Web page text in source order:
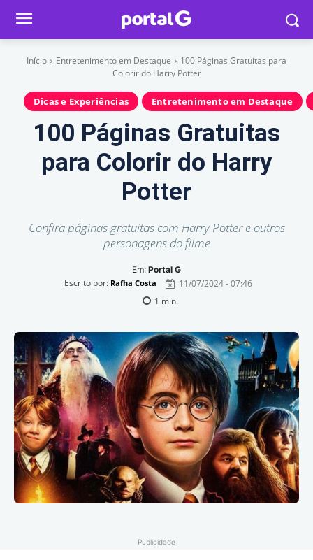
Início Entretenimento em Destaque
100 Páginas Gratuitas para
Colorir do Harry Potter
Dicas e Experiências Entretenimento em Destaque
100 Páginas Gratuitas
para Colorir do Harry
Potter
Confira páginas gratuitas com Harry Potter e outros
personagens do filme
Em: Portal G
Escrito por: Rafha Costa
11/07/2024 - 07:46
1 min.
Publicidade